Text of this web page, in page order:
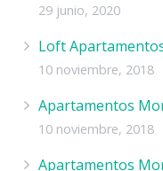
29 junio, 2020
Loft
10 noviembre, 2018
Apartamentos
10 noviembre, 2018
Apartamentos